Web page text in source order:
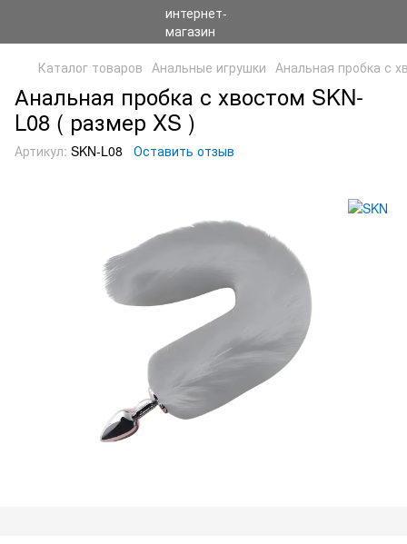
Каталог товаров Анальные игрушки Анальная пробка с
Анальная пробка с хвостом SKN-
L08 ( размер XS )
Артикул: SKN-L08 Оставить отзыв